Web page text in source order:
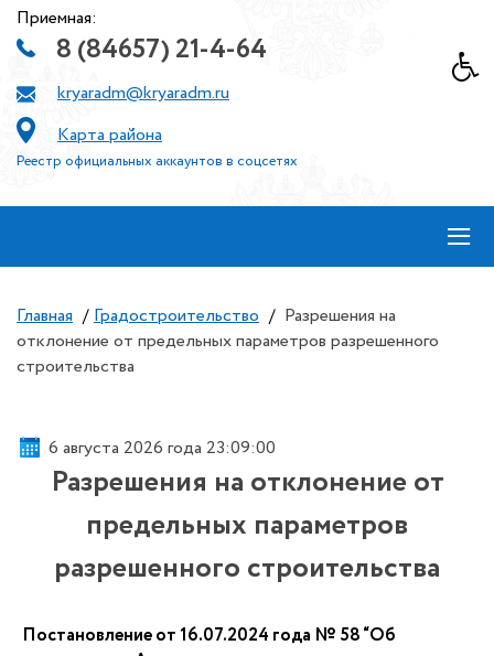
Приемная:
8 (84657) 21-4-64
kryaradm@kryaradm.ru
Карта района
Реестр официальных аккаунтов в соцсетях
≡
Главная / Градостроительство / Разрешения на
отклонение от предельных параметров разрешенного
строительства
6 августа 2026 года 23:09:00
Разрешения на отклонение от
предельных параметров
разрешенного строительства
Постановление от 16.07.2024 года № 58 “Об